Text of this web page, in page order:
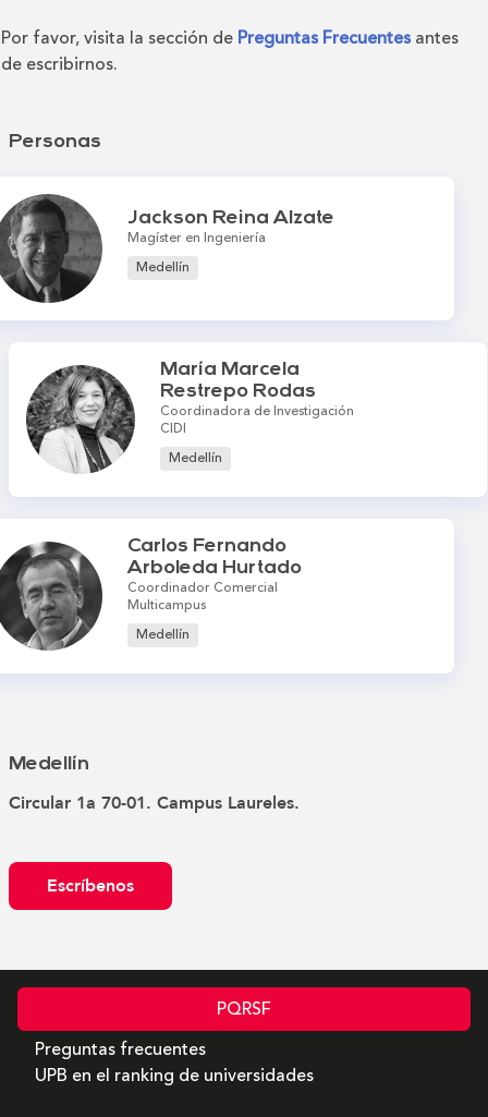
Por favor, visita la sección de Preguntas Frecuentes antes
de escribirnos.
Personas
Jackson Reina Alzate
Magíster en Ingeniería
Medellín
María Marcela
Restrepo Rodas
Coordinadora de Investigación
CIDI
Medellín
Carlos Fernando
Arboleda Hurtado
Coordinador Comercial
Multicampus
Medellín
Medellín
Circular 1a 70-01. Campus Laureles.
Escríbenos
PQRSF
Preguntas frecuentes
UPB en el ranking de universidades